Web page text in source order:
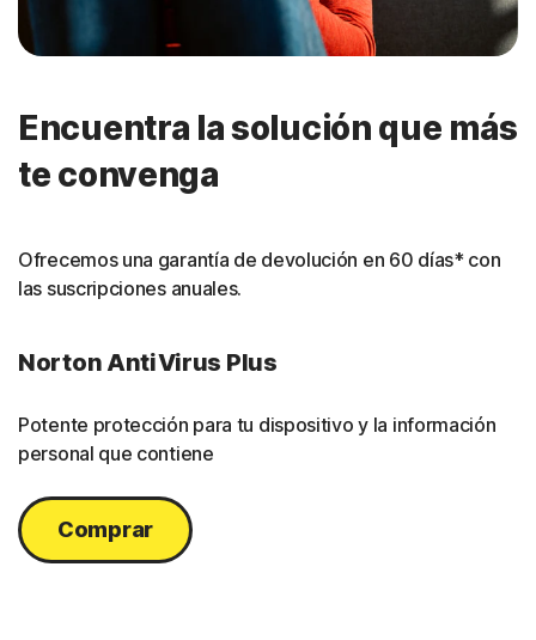
Encuentra la solución que más
te convenga
Ofrecemos una garantía de devolución en 60 días* con
las suscripciones anuales.
Norton AntiVirus Plus
Potente protección para tu dispositivo y la información
personal que contiene
Comprar